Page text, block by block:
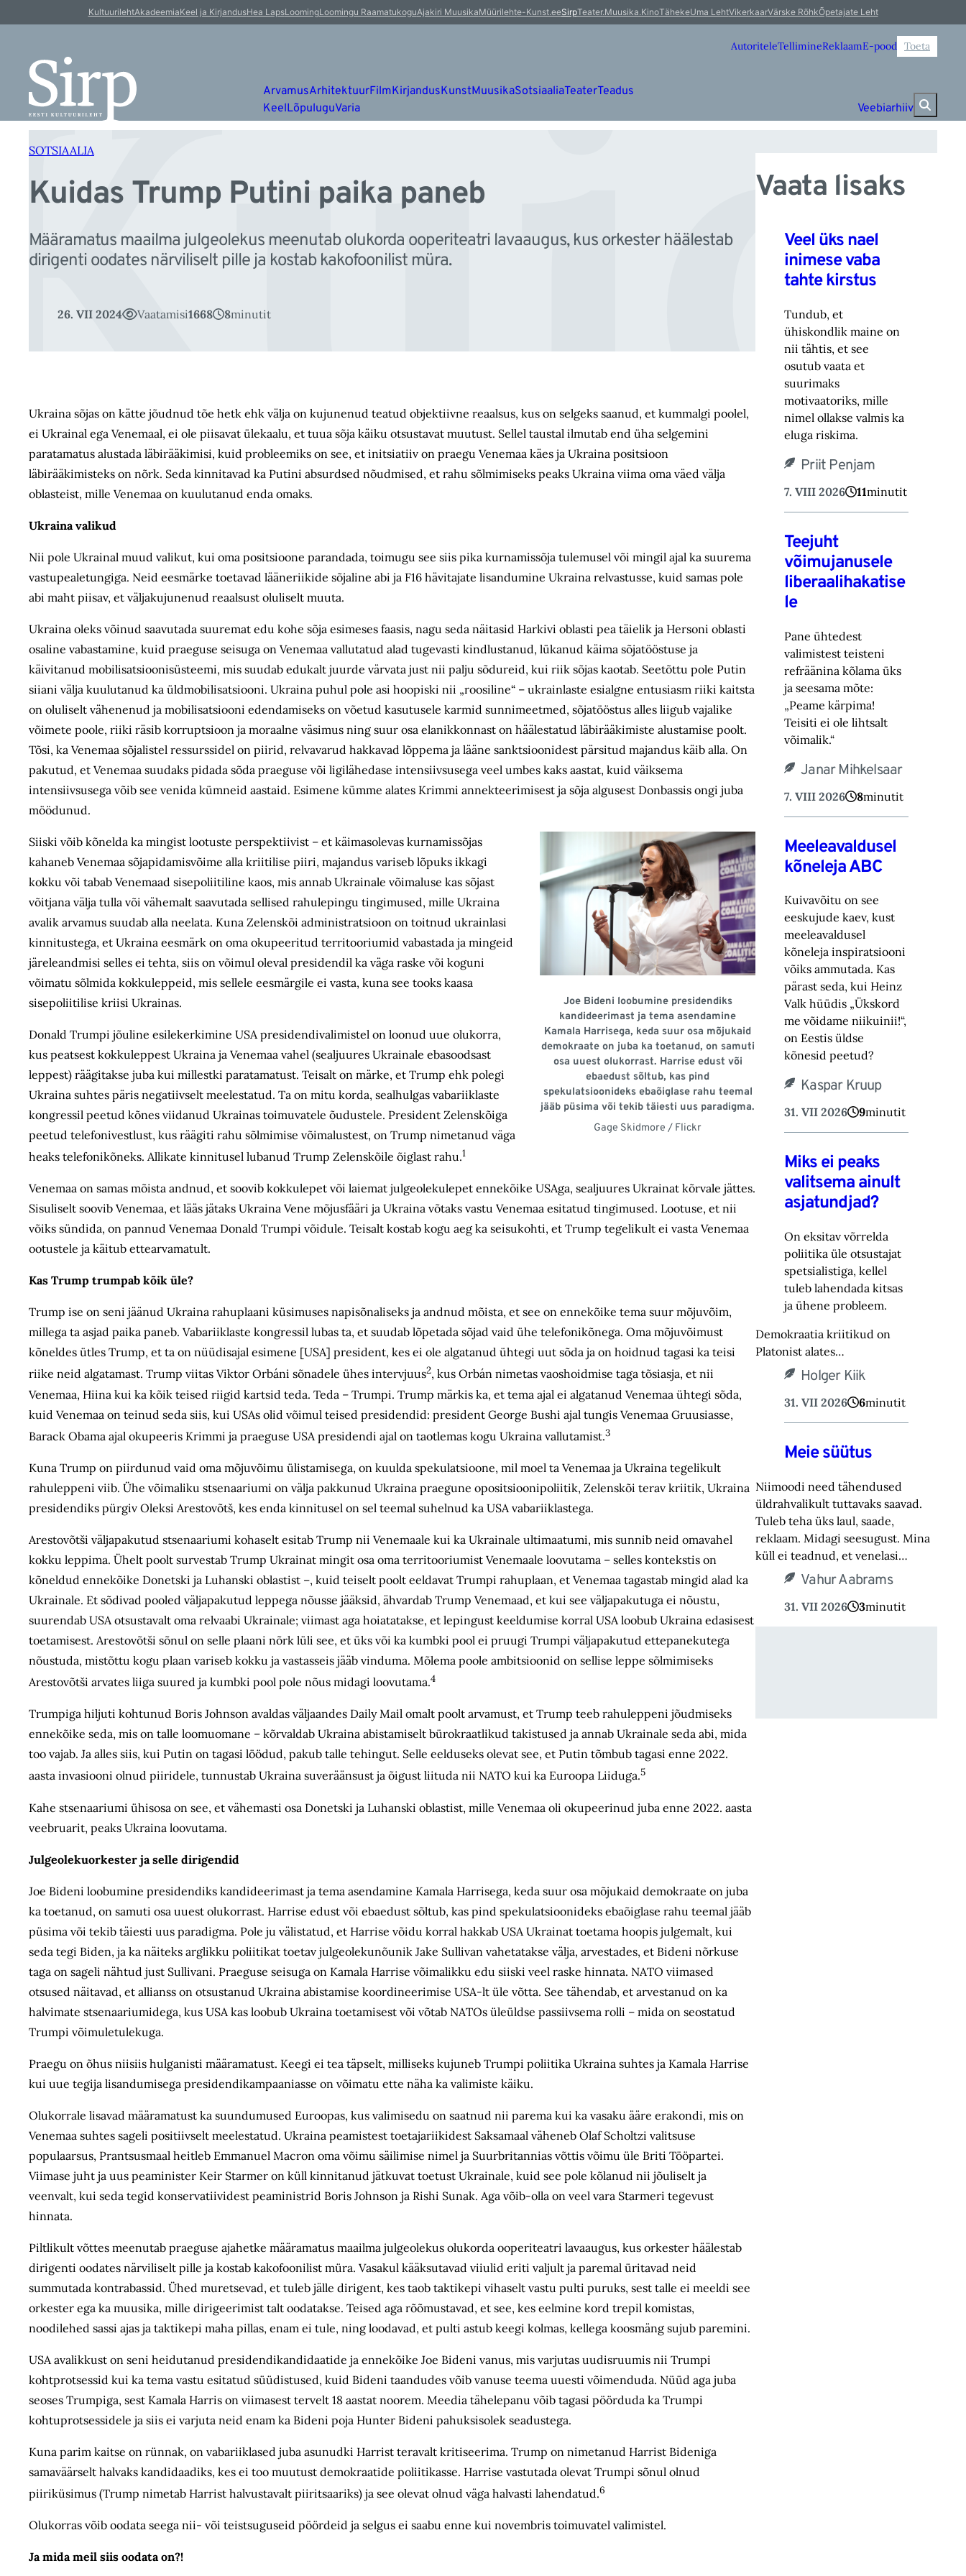
sisu
KultuurilehtAkadeemiaKeel ja KirjandusHea LapsLoomingLoomingu RaamatukoguAjakiri MuusikaMüürilehte-Kunst.eeSirpTeater.Muusika.KinoTähekeUma LehtVikerkaarVärske RõhkÕpetajate Leht
AutoriteleTellimineReklaamE-pood Toeta
ArvamusArhitektuurFilmKirjandusKunstMuusikaSotsiaaliaTeaterTeadus
KeelLõpuluguVaria Veebiarhiiv
SOTSIAALIA
Kuidas Trump Putini paika paneb
Määramatus maailma julgeolekus meenutab olukorda ooperiteatri lavaaugus, kus orkester häälestab
dirigenti oodates närviliselt pille ja kostab kakofoonilist müra.
26. VII 2024 Vaatamisi1668 8minutit
Ukraina sõjas on kätte jõudnud tõe hetk ehk välja on kujunenud teatud objektiivne reaalsus, kus on selgeks saanud, et kummalgi poolel,
ei Ukrainal ega Venemaal, ei ole piisavat ülekaalu, et tuua sõja käiku otsustavat muutust. Sellel taustal ilmutab end üha selgemini
paratamatus alustada läbirääkimisi, kuid probleemiks on see, et initsiatiiv on praegu Venemaa käes ja Ukraina positsioon
läbirääkimisteks on nõrk. Seda kinnitavad ka Putini absurdsed nõudmised, et rahu sõlmimiseks peaks Ukraina viima oma väed välja
oblasteist, mille Venemaa on kuulutanud enda omaks.
Ukraina valikud
Nii pole Ukrainal muud valikut, kui oma positsioone parandada, toimugu see siis pika kurnamissõja tulemusel või mingil ajal ka suurema
vastupealetungiga. Neid eesmärke toetavad lääneriikide sõjaline abi ja F16 hävitajate lisandumine Ukraina relvastusse, kuid samas pole
abi maht piisav, et väljakujunenud reaalsust oluliselt muuta.
Ukraina oleks võinud saavutada suuremat edu kohe sõja esimeses faasis, nagu seda näitasid Harkivi oblasti pea täielik ja Hersoni oblasti
osaline vabastamine, kuid praeguse seisuga on Venemaa vallutatud alad tugevasti kindlustanud, lükanud käima sõjatööstuse ja
käivitanud mobilisatsioonisüsteemi, mis suudab edukalt juurde värvata just nii palju sõdureid, kui riik sõjas kaotab. Seetõttu pole Putin
siiani välja kuulutanud ka üldmobilisatsiooni. Ukraina puhul pole asi hoopiski nii „roosiline“ – ukrainlaste esialgne entusiasm riiki kaitsta
on oluliselt vähenenud ja mobilisatsiooni edendamiseks on võetud kasutusele karmid sunnimeetmed, sõjatööstus alles liigub vajalike
võimete poole, riiki räsib korruptsioon ja moraalne väsimus ning suur osa elanikkonnast on häälestatud läbirääkimiste alustamise poolt.
Tõsi, ka Venemaa sõjalistel ressurssidel on piirid, relvavarud hakkavad lõppema ja lääne sanktsioonidest pärsitud majandus käib alla. On
pakutud, et Venemaa suudaks pidada sõda praeguse või ligilähedase intensiivsusega veel umbes kaks aastat, kuid väiksema
intensiivsusega võib see venida kümneid aastaid. Esimene kümme alates Krimmi annekteerimisest ja sõja algusest Donbassis ongi juba
möödunud.
Joe Bideni loobumine presidendiks
kandideerimast ja tema asendamine
Kamala Harrisega, keda suur osa mõjukaid
demokraate on juba ka toetanud, on samuti
osa uuest olukorrast. Harrise edust või
ebaedust sõltub, kas pind
spekulatsioonideks ebaõiglase rahu teemal
jääb püsima või tekib täiesti uus paradigma.
Gage Skidmore / Flickr
Siiski võib kõnelda ka mingist lootuste perspektiivist – et käimasolevas kurnamissõjas
kahaneb Venemaa sõjapidamisvõime alla kriitilise piiri, majandus variseb lõpuks ikkagi
kokku või tabab Venemaad sisepoliitiline kaos, mis annab Ukrainale võimaluse kas sõjast
võitjana välja tulla või vähemalt saavutada sellised rahulepingu tingimused, mille Ukraina
avalik arvamus suudab alla neelata. Kuna Zelenskõi administratsioon on toitnud ukrainlasi
kinnitustega, et Ukraina eesmärk on oma okupeeritud territooriumid vabastada ja mingeid
järeleandmisi selles ei tehta, siis on võimul oleval presidendil ka väga raske või koguni
võimatu sõlmida kokkuleppeid, mis sellele eesmärgile ei vasta, kuna see tooks kaasa
sisepoliitilise kriisi Ukrainas.
Donald Trumpi jõuline esilekerkimine USA presidendivalimistel on loonud uue olukorra,
kus peatsest kokkuleppest Ukraina ja Venemaa vahel (sealjuures Ukrainale ebasoodsast
leppest) räägitakse juba kui millestki paratamatust. Teisalt on märke, et Trump ehk polegi
Ukraina suhtes päris negatiivselt meelestatud. Ta on mitu korda, sealhulgas vabariiklaste
kongressil peetud kõnes viidanud Ukrainas toimuvatele õudustele. President Zelenskõiga
peetud telefonivestlust, kus räägiti rahu sõlmimise võimalustest, on Trump nimetanud väga
heaks telefonikõneks. Allikate kinnitusel lubanud Trump Zelenskõile õiglast rahu.1
Venemaa on samas mõista andnud, et soovib kokkulepet või laiemat julgeolekulepet ennekõike USAga, sealjuures Ukrainat kõrvale jättes.
Sisuliselt soovib Venemaa, et lääs jätaks Ukraina Vene mõjusfääri ja Ukraina võtaks vastu Venemaa esitatud tingimused. Lootuse, et nii
võiks sündida, on pannud Venemaa Donald Trumpi võidule. Teisalt kostab kogu aeg ka seisukohti, et Trump tegelikult ei vasta Venemaa
ootustele ja käitub ettearvamatult.
Kas Trump trumpab kõik üle?
Trump ise on seni jäänud Ukraina rahuplaani küsimuses napisõnaliseks ja andnud mõista, et see on ennekõike tema suur mõjuvõim,
millega ta asjad paika paneb. Vabariiklaste kongressil lubas ta, et suudab lõpetada sõjad vaid ühe telefonikõnega. Oma mõjuvõimust
kõneldes ütles Trump, et ta on nüüdisajal esimene [USA] president, kes ei ole algatanud ühtegi uut sõda ja on hoidnud tagasi ka teisi
riike neid algatamast. Trump viitas Viktor Orbáni sõnadele ühes intervjuus2, kus Orbán nimetas vaoshoidmise taga tõsiasja, et nii
Venemaa, Hiina kui ka kõik teised riigid kartsid teda. Teda – Trumpi. Trump märkis ka, et tema ajal ei algatanud Venemaa ühtegi sõda,
kuid Venemaa on teinud seda siis, kui USAs olid võimul teised presidendid: president George Bushi ajal tungis Venemaa Gruusiasse,
Barack Obama ajal okupeeris Krimmi ja praeguse USA presidendi ajal on taotlemas kogu Ukraina vallutamist.3
Kuna Trump on piirdunud vaid oma mõjuvõimu ülistamisega, on kuulda spekulatsioone, mil moel ta Venemaa ja Ukraina tegelikult
rahuleppeni viib. Ühe võimaliku stsenaariumi on välja pakkunud Ukraina praegune opositsioonipoliitik, Zelenskõi terav kriitik, Ukraina
presidendiks pürgiv Oleksi Arestovõtš, kes enda kinnitusel on sel teemal suhelnud ka USA vabariiklastega.
Arestovõtši väljapakutud stsenaariumi kohaselt esitab Trump nii Venemaale kui ka Ukrainale ultimaatumi, mis sunnib neid omavahel
kokku leppima. Ühelt poolt survestab Trump Ukrainat mingit osa oma territooriumist Venemaale loovutama – selles kontekstis on
kõneldud ennekõike Donetski ja Luhanski oblastist –, kuid teiselt poolt eeldavat Trumpi rahuplaan, et Venemaa tagastab mingid alad ka
Ukrainale. Et sõdivad pooled väljapakutud leppega nõusse jääksid, ähvardab Trump Venemaad, et kui see väljapakutuga ei nõustu,
suurendab USA otsustavalt oma relvaabi Ukrainale; viimast aga hoiatatakse, et lepingust keeldumise korral USA loobub Ukraina edasisest
toetamisest. Arestovõtši sõnul on selle plaani nõrk lüli see, et üks või ka kumbki pool ei pruugi Trumpi väljapakutud ettepanekutega
nõustuda, mistõttu kogu plaan variseb kokku ja vastasseis jääb vinduma. Mõlema poole ambitsioonid on sellise leppe sõlmimiseks
Arestovõtši arvates liiga suured ja kumbki pool pole nõus midagi loovutama.4
Trumpiga hiljuti kohtunud Boris Johnson avaldas väljaandes Daily Mail omalt poolt arvamust, et Trump teeb rahuleppeni jõudmiseks
ennekõike seda, mis on talle loomuomane – kõrvaldab Ukraina abistamiselt bürokraatlikud takistused ja annab Ukrainale seda abi, mida
too vajab. Ja alles siis, kui Putin on tagasi löödud, pakub talle tehingut. Selle eelduseks olevat see, et Putin tõmbub tagasi enne 2022.
aasta invasiooni olnud piiridele, tunnustab Ukraina suveräänsust ja õigust liituda nii NATO kui ka Euroopa Liiduga.5
Kahe stsenaariumi ühisosa on see, et vähemasti osa Donetski ja Luhanski oblastist, mille Venemaa oli okupeerinud juba enne 2022. aasta
veebruarit, peaks Ukraina loovutama.
Julgeolekuorkester ja selle dirigendid
Joe Bideni loobumine presidendiks kandideerimast ja tema asendamine Kamala Harrisega, keda suur osa mõjukaid demokraate on juba
ka toetanud, on samuti osa uuest olukorrast. Harrise edust või ebaedust sõltub, kas pind spekulatsioonideks ebaõiglase rahu teemal jääb
püsima või tekib täiesti uus paradigma. Pole ju välistatud, et Harrise võidu korral hakkab USA Ukrainat toetama hoopis julgemalt, kui
seda tegi Biden, ja ka näiteks arglikku poliitikat toetav julgeolekunõunik Jake Sullivan vahetatakse välja, arvestades, et Bideni nõrkuse
taga on sageli nähtud just Sullivani. Praeguse seisuga on Kamala Harrise võimalikku edu siiski veel raske hinnata. NATO viimased
otsused näitavad, et allianss on otsustanud Ukraina abistamise koordineerimise USA-lt üle võtta. See tähendab, et arvestanud on ka
halvimate stsenaariumidega, kus USA kas loobub Ukraina toetamisest või võtab NATOs üleüldse passiivsema rolli – mida on seostatud
Trumpi võimuletulekuga.
Praegu on õhus niisiis hulganisti määramatust. Keegi ei tea täpselt, milliseks kujuneb Trumpi poliitika Ukraina suhtes ja Kamala Harrise
kui uue tegija lisandumisega presidendikampaaniasse on võimatu ette näha ka valimiste käiku.
Olukorrale lisavad määramatust ka suundumused Euroopas, kus valimisedu on saatnud nii parema kui ka vasaku ääre erakondi, mis on
Venemaa suhtes sageli positiivselt meelestatud. Ukraina peamistest toetajariikidest Saksamaal väheneb Olaf Scholtzi valitsuse
populaarsus, Prantsusmaal heitleb Emmanuel Macron oma võimu säilimise nimel ja Suurbritannias võttis võimu üle Briti Tööpartei.
Viimase juht ja uus peaminister Keir Starmer on küll kinnitanud jätkuvat toetust Ukrainale, kuid see pole kõlanud nii jõuliselt ja
veenvalt, kui seda tegid konservatiividest peaministrid Boris Johnson ja Rishi Sunak. Aga võib-olla on veel vara Starmeri tegevust
hinnata.
Piltlikult võttes meenutab praeguse ajahetke määramatus maailma julgeolekus olukorda ooperiteatri lavaaugus, kus orkester häälestab
dirigenti oodates närviliselt pille ja kostab kakofoonilist müra. Vasakul kääksutavad viiulid eriti valjult ja paremal üritavad neid
summutada kontrabassid. Ühed muretsevad, et tuleb jälle dirigent, kes taob taktikepi vihaselt vastu pulti puruks, sest talle ei meeldi see
orkester ega ka muusika, mille dirigeerimist talt oodatakse. Teised aga rõõmustavad, et see, kes eelmine kord trepil komistas,
noodilehed sassi ajas ja taktikepi maha pillas, enam ei tule, ning loodavad, et pulti astub keegi kolmas, kellega koosmäng sujub paremini.
USA avalikkust on seni heidutanud presidendikandidaatide ja ennekõike Joe Bideni vanus, mis varjutas uudisruumis nii Trumpi
kohtprotsessid kui ka tema vastu esitatud süüdistused, kuid Bideni taandudes võib vanuse teema uuesti võimenduda. Nüüd aga juba
seoses Trumpiga, sest Kamala Harris on viimasest tervelt 18 aastat noorem. Meedia tähelepanu võib tagasi pöörduda ka Trumpi
kohtuprotsessidele ja siis ei varjuta neid enam ka Bideni poja Hunter Bideni pahuksisolek seadustega.
Kuna parim kaitse on rünnak, on vabariiklased juba asunudki Harrist teravalt kritiseerima. Trump on nimetanud Harrist Bideniga
samaväärselt halvaks kandidaadiks, kes ei too muutust demokraatide poliitikasse. Harrise vastutada olevat Trumpi sõnul olnud
piiriküsimus (Trump nimetab Harrist halvustavalt piiritsaariks) ja see olevat olnud väga halvasti lahendatud.6
Olukorras võib oodata seega nii- või teistsuguseid pöördeid ja selgus ei saabu enne kui novembris toimuvatel valimistel.
Ja mida meil siis oodata on?!
Vaata lisaks
Veel üks nael
inimese vaba
tahte kirstus
Tundub, et
ühiskondlik maine on
nii tähtis, et see
osutub vaata et
suurimaks
motivaatoriks, ‎mille
nimel ollakse valmis ka
eluga riskima.‎
Priit Penjam
7. VIII 2026 11minutit
Teejuht
võimujanusele
liberaalihakatise
le
Pane ühtedest
valimistest teisteni
refräänina kõlama üks
ja seesama mõte:
„Peame kärpima!
‎Teisiti ei ole lihtsalt
võimalik.“‎
Janar Mihkelsaar
7. VIII 2026 8minutit
Meeleavaldusel
kõneleja ABC
Kuivavõitu on see
eeskujude kaev, kust
meeleavaldusel
kõneleja inspiratsiooni
võiks ammutada. Kas
pärast seda, kui Heinz
Valk hüüdis „Ükskord
me võidame niikuinii!“,
on Eestis üldse
kõnesid peetud?
Kaspar Kruup
31. VII 2026 9minutit
Miks ei peaks
valitsema ainult
asjatundjad?
On eksitav võrrelda
poliitika üle otsustajat
spetsialistiga, kellel
tuleb lahendada kitsas
ja ühene probleem.
Demokraatia kriitikud on
Platonist alates…
Holger Kiik
31. VII 2026 6minutit
Meie süütus
Niimoodi need tähendused
üldrahvalikult tuttavaks saavad.
Tuleb teha üks laul, saade,
reklaam. Midagi seesugust. Mina
küll ei teadnud, et venelasi…
Vahur Aabrams
31. VII 2026 3minutit